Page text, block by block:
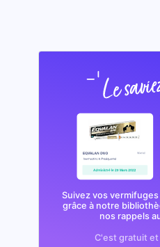
Suivez vos
grâce à notre
nos rappels
C'est gratuit